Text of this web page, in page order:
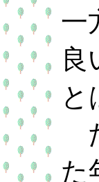
一
良
と
た